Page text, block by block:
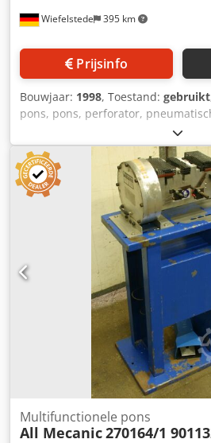
Wiefelstede 395 km
Prijsinfo
Bouwjaar: 1998, Toestand: gebruikt
pons, pons, perforator,
pneumatisch -Jaar van de bouw:
Dcodpfx Agsb A Hq Nsfok
Multifunctionele pons
All Mecanic270164/1